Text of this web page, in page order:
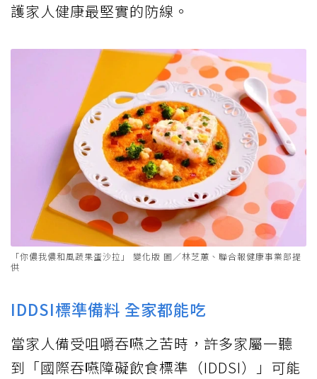
護家人健康最堅實的防線。
「你儂我儂和風蔬果蛋沙拉」 變化版 圖／林芝蕙、聯合報健康事業部提
供
IDDSI標準備料 全家都能吃
當家人備受咀嚼吞嚥之苦時，許多家屬一聽
到「國際吞嚥障礙飲食標準（IDDSI）」可能